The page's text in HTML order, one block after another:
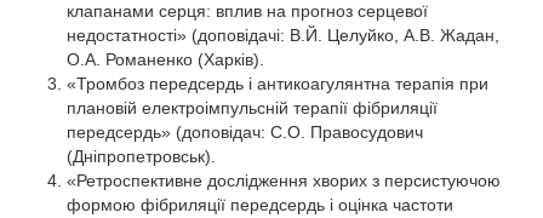
клапанами серця: вплив на прогноз серцевої
недостатності» (доповідачі: В.Й. Целуйко, А.В. Жадан,
О.А. Романенко (Харків).
«Тромбоз передсердь і антикоагулянтна терапія при
плановій електроімпульсній терапії фібриляції
передсердь» (доповідач: С.О. Правосудович
(Дніпропетровськ).
«Ретроспективне дослідження хворих з персистуючою
формою фібриляції передсердь і оцінка частоти